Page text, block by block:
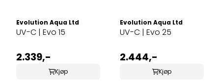
Evolution Aqua Ltd
UV-C | Evo 15
2.339,-
Kjøp
Evolution Aqua Ltd
UV-C | Evo 25
2.444,-
Kjøp